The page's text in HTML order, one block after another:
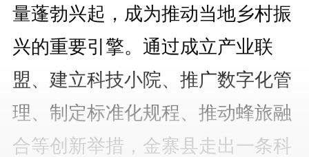
量蓬勃兴起，成为推动当地乡村振
兴的重要引擎。通过成立产业联
盟、建立科技小院、推广数字化管
理、制定标准化规程、推动蜂旅融
合等创新举措，金寨县走出一条科